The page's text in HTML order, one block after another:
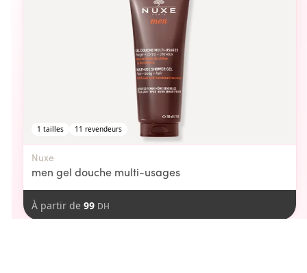
1 tailles 11 revendeurs
Nuxe
men gel douche multi-usages
À partir de 99 DH